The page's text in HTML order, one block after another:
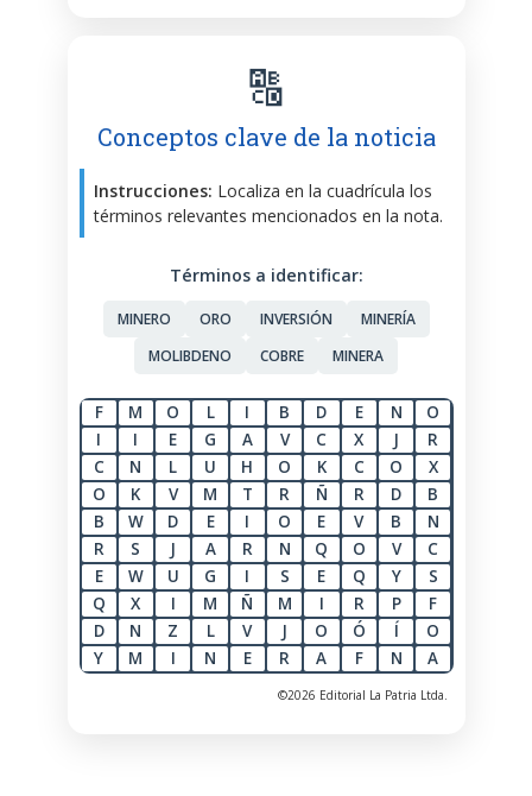
🔠
Conceptos clave de la noticia
Instrucciones: Localiza en la cuadrícula los
términos relevantes mencionados en la nota.
Términos a identificar:
MINERO ORO INVERSIÓN
MINERÍA
MOLIBDENO
COBRE MINERA
F M O L I B D E N
O
I
I E G A V C X J
R
C
N L U H O K C O
X
O
K V M T R Ñ R D
B
B
W D E I O E V B
N
R
S J A R N Q O V
C
E
W U G I S E Q Y
S
Q
X I M Ñ M I R P
F
D
N Z L V J O Ó Í
O
Y
M I N E R A F N A
©2026 Editorial La Patria Ltda.